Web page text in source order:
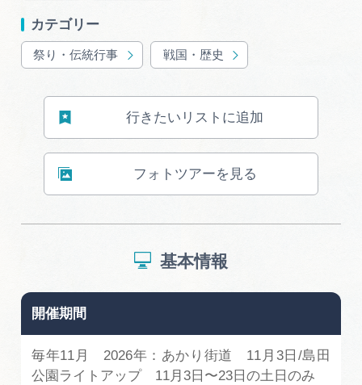
動画ライブラリー
お問い合わせ
運営組織
広告掲載
サイトポリシー
カテゴリー
祭り・伝統行事 戦国・歴史
行きたいリストに追加
フォトツアーを見る
基本情報
開催期間
毎年11月 2026年：あかり街道 11月3日/島田
公園ライトアップ 11月3日〜23日の土日のみ